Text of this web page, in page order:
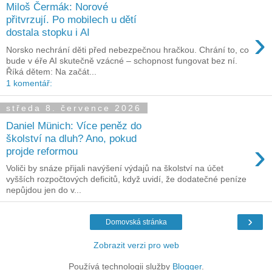
Miloš Čermák: Norové
přitvrzují. Po mobilech u dětí
dostala stopku i AI
›
Norsko nechrání děti před nebezpečnou hračkou. Chrání to, co
bude v éře AI skutečně vzácné – schopnost fungovat bez ní.
Říká dětem: Na začát...
1 komentář:
středa 8. července 2026
Daniel Münich: Více peněz do
školství na dluh? Ano, pokud
projde reformou
›
Voliči by snáze přijali navýšení výdajů na školství na účet
vyšších rozpočtových deficitů, když uvidí, že dodatečné peníze
nepůjdou jen do v...
›
Domovská stránka
Zobrazit verzi pro web
Používá technologii služby Blogger.